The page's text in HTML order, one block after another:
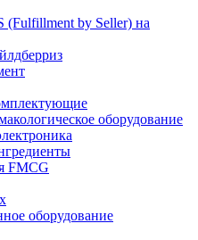
(Fulfillment by Seller) на
оборудование
FMCG
оборудование